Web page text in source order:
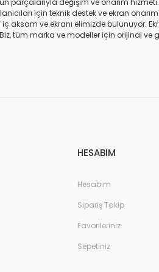
parçalarıyla değişim ve onarım
için teknik destek ve ekran
ve ekranı elimizde bulunuyor.
Biz, tüm marka ve modeller için orijinal
değişimi ve tamiri Batarya değişimi
HESABIM
Hesabım
Sipariş Takip
Favorileriniz
Sepetiniz